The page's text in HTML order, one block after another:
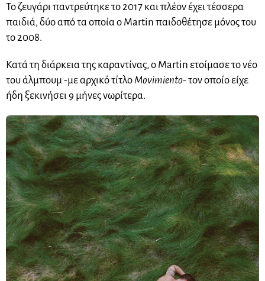
Το ζευγάρι παντρεύτηκε το 2017 και πλέον έχει τέσσερα
παιδιά, δύο από τα οποία ο Martin παιδοθέτησε μόνος του
το 2008.
Κατά τη διάρκεια της καραντίνας, ο Martin ετοίμασε το νέο
του άλμπουμ -με αρχικό τίτλοMovimiento-τον οποίο είχε
ήδη ξεκινήσει 9 μήνες νωρίτερα.